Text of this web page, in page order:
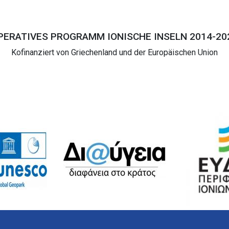
PROGRAMM IONISCHE INSELN 2014-
Kofinanziert von Griechenland und der Europäischen Union